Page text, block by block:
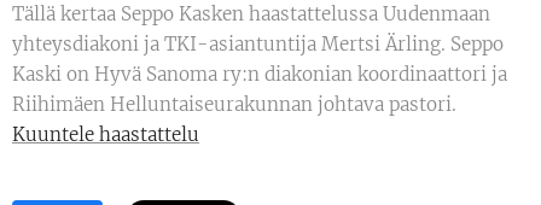
Tällä kertaa Seppo Kasken haastattelussa Uudenmaan
yhteysdiakoni ja TKI-asiantuntija Mertsi Ärling. Seppo
Kaski on Hyvä Sanoma ry:n diakonian koordinaattori ja
Riihimäen Helluntaiseurakunnan johtava pastori.
Kuuntele haastattelu